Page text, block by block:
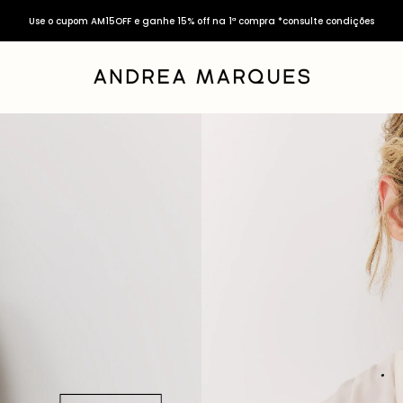
Use o cupom AM15OFF e ganhe 15% off na 1ª compra *consulte condições
SALE inverno 26 até 40% OFF